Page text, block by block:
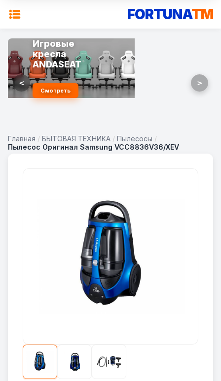
FORTUNATM
Игровые
кресла
ANDASEAT
Смотреть
< >
Главная / БЫТОВАЯ ТЕХНИКА / Пылесосы /
Пылесос Оригинал Samsung VCC8836V36/XEV